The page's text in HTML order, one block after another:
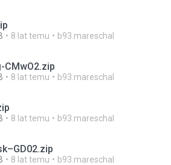
8 lat temu b93.mareschal
CMwO2.zip
8 lat temu b93.mareschal
8 lat temu b93.mareschal
8 lat temu b93.mareschal